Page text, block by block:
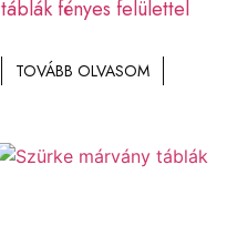
táblák fényes felülettel
TOVÁBB OLVASOM